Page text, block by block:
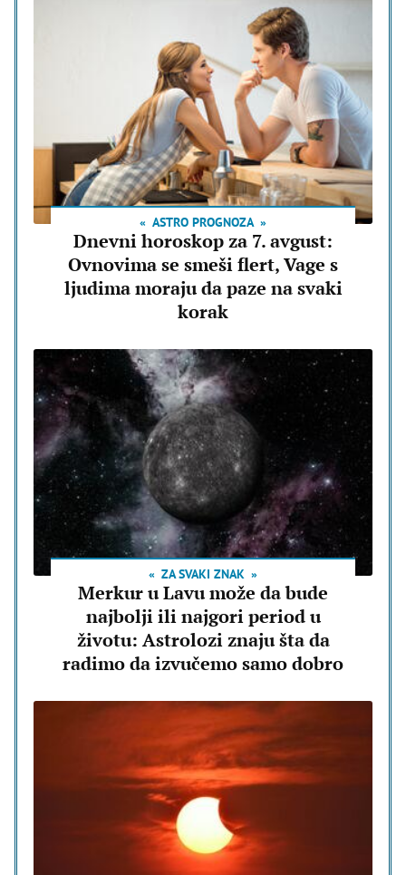
ASTRO PROGNOZA
Dnevni horoskop za 7. avgust:
Ovnovima se smeši flert, Vage s
ljudima moraju da paze na svaki
korak
ZA SVAKI ZNAK
Merkur u Lavu može da bude
najbolji ili najgori period u
životu: Astrolozi znaju šta da
radimo da izvučemo samo dobro